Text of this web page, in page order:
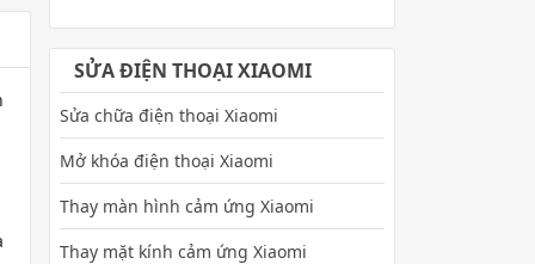
SỬA ĐIỆN THOẠI XIAOMI
Sửa chữa điện thoại Xiaomi
Mở khóa điện thoại Xiaomi
Thay màn hình cảm ứng Xiaomi
Thay mặt kính cảm ứng Xiaomi